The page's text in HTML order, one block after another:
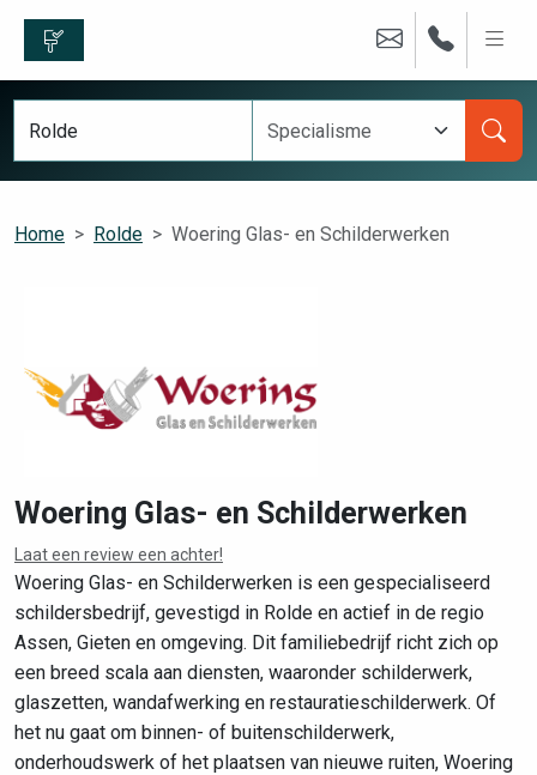
Home Rolde Woering Glas- en Schilderwerken
Woering Glas- en Schilderwerken
Laat een review een achter!
Woering Glas- en Schilderwerken is een gespecialiseerd
schildersbedrijf, gevestigd in Rolde en actief in de regio
Assen, Gieten en omgeving. Dit familiebedrijf richt zich op
een breed scala aan diensten, waaronder schilderwerk,
glaszetten, wandafwerking en restauratieschilderwerk. Of
het nu gaat om binnen- of buitenschilderwerk,
onderhoudswerk of het plaatsen van nieuwe ruiten, Woering